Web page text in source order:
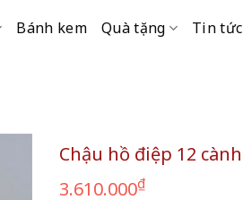
Bánh kem Quà tặng Tin tức
Chậu hồ điệp 12 cành
3.610.000₫